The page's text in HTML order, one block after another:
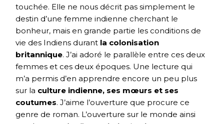
touchée. Elle ne nous décrit pas simplement le
destin d’une femme indienne cherchant le
bonheur, mais en grande partie les conditions de
vie des Indiens durant la colonisation
britannique. J’ai adoré le parallèle entre ces deux
femmes et ces deux époques. Une lecture qui
m’a permis d’en apprendre encore un peu plus
sur la culture indienne, ses mœurs et ses
coutumes. J’aime l’ouverture que procure ce
genre de roman. L’ouverture sur le monde ainsi